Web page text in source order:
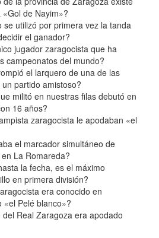
de Nayim»?
se utilizó por primera vez la tanda
el ganador?
jugador zaragocista que ha
campeonatos del mundo?
el larquero de una de las
partido amistoso?
militó en nuestras filas debutó en
16 años?
zaragocista le apodaban «el
el marcador simultáneo de
La Romareda?
la fecha, es el máximo
en primera división?
era conocido en
«el Pelé blanco»?
Real Zaragoza era apodado